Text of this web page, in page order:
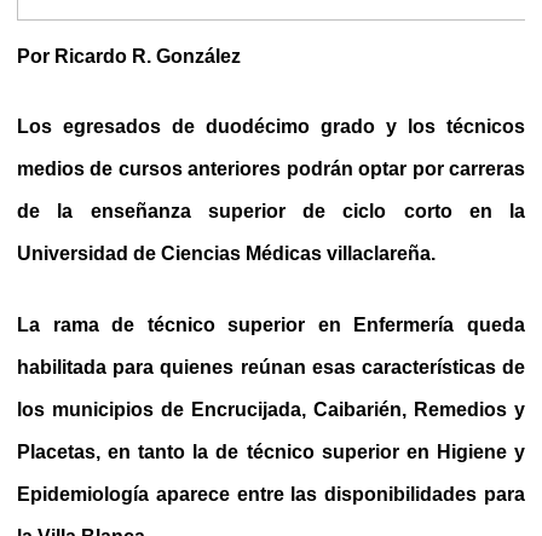
Por Ricardo R. González
Los egresados de duodécimo grado y los técnicos
medios de cursos anteriores podrán optar por carreras
de la enseñanza superior de ciclo corto en la
Universidad de Ciencias Médicas villaclareña.
La rama de técnico superior en Enfermería queda
habilitada para quienes reúnan esas características de
los municipios de Encrucijada, Caibarién, Remedios y
Placetas, en tanto la de técnico superior en Higiene y
Epidemiología aparece entre las disponibilidades para